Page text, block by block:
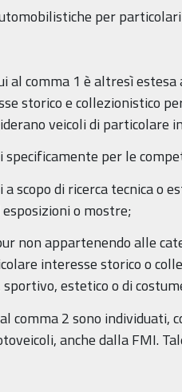
per
al comma 1 è altresì
storico e collezionistico
veicoli di particolare
specificamente per le
scopo di ricerca tecnica o
o mostre;
non appartenendo alle
interesse storico o
estetico o di
comma 2 sono individuati,
anche dalla FMI.